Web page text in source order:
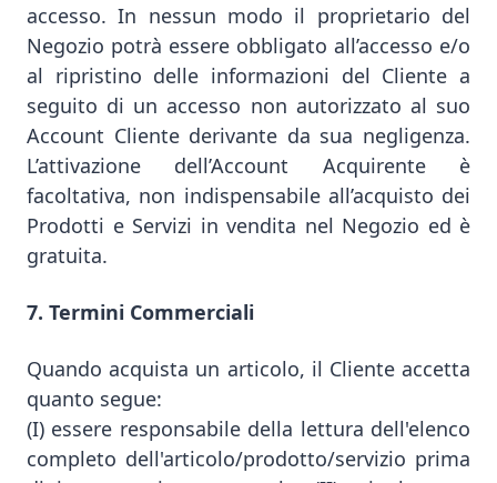
accesso. In nessun modo il proprietario del
Negozio potrà essere obbligato all’accesso e/o
al ripristino delle informazioni del Cliente a
seguito di un accesso non autorizzato al suo
Account Cliente derivante da sua negligenza.
L’attivazione dell’Account Acquirente è
facoltativa, non indispensabile all’acquisto dei
Prodotti e Servizi in vendita nel Negozio ed è
gratuita.
7. Termini Commerciali
Quando acquista un articolo, il Cliente accetta
quanto segue:
(I) essere responsabile della lettura dell'elenco
completo dell'articolo/prodotto/servizio prima